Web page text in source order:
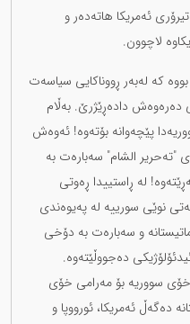
ئەمریكا هاتەدەر و
لاچوون.
كە لەبەر ڕووناكایی سیاسەت
دەرەوەش دادەڕێژرێ. بەڵام
پێچەوانە بۆتەوە! ئەوەش
"تەحریر الشام" سەبارەت بە
لە ڕاستییدا ڕەوتی
نوێی سورییە لە پەیوەندی
و سەبارەت بە دۆخی
دەجووڵێتەوە.
سووریە بۆ مەرامی خۆی
دەگەڵ ئەمریكا، ئورووپا و